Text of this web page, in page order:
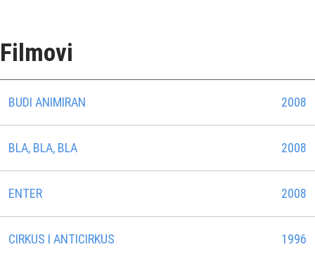
Filmovi
BUDI ANIMIRAN 2008
BLA, BLA, BLA 2008
ENTER 2008
CIRKUS I ANTICIRKUS 1996